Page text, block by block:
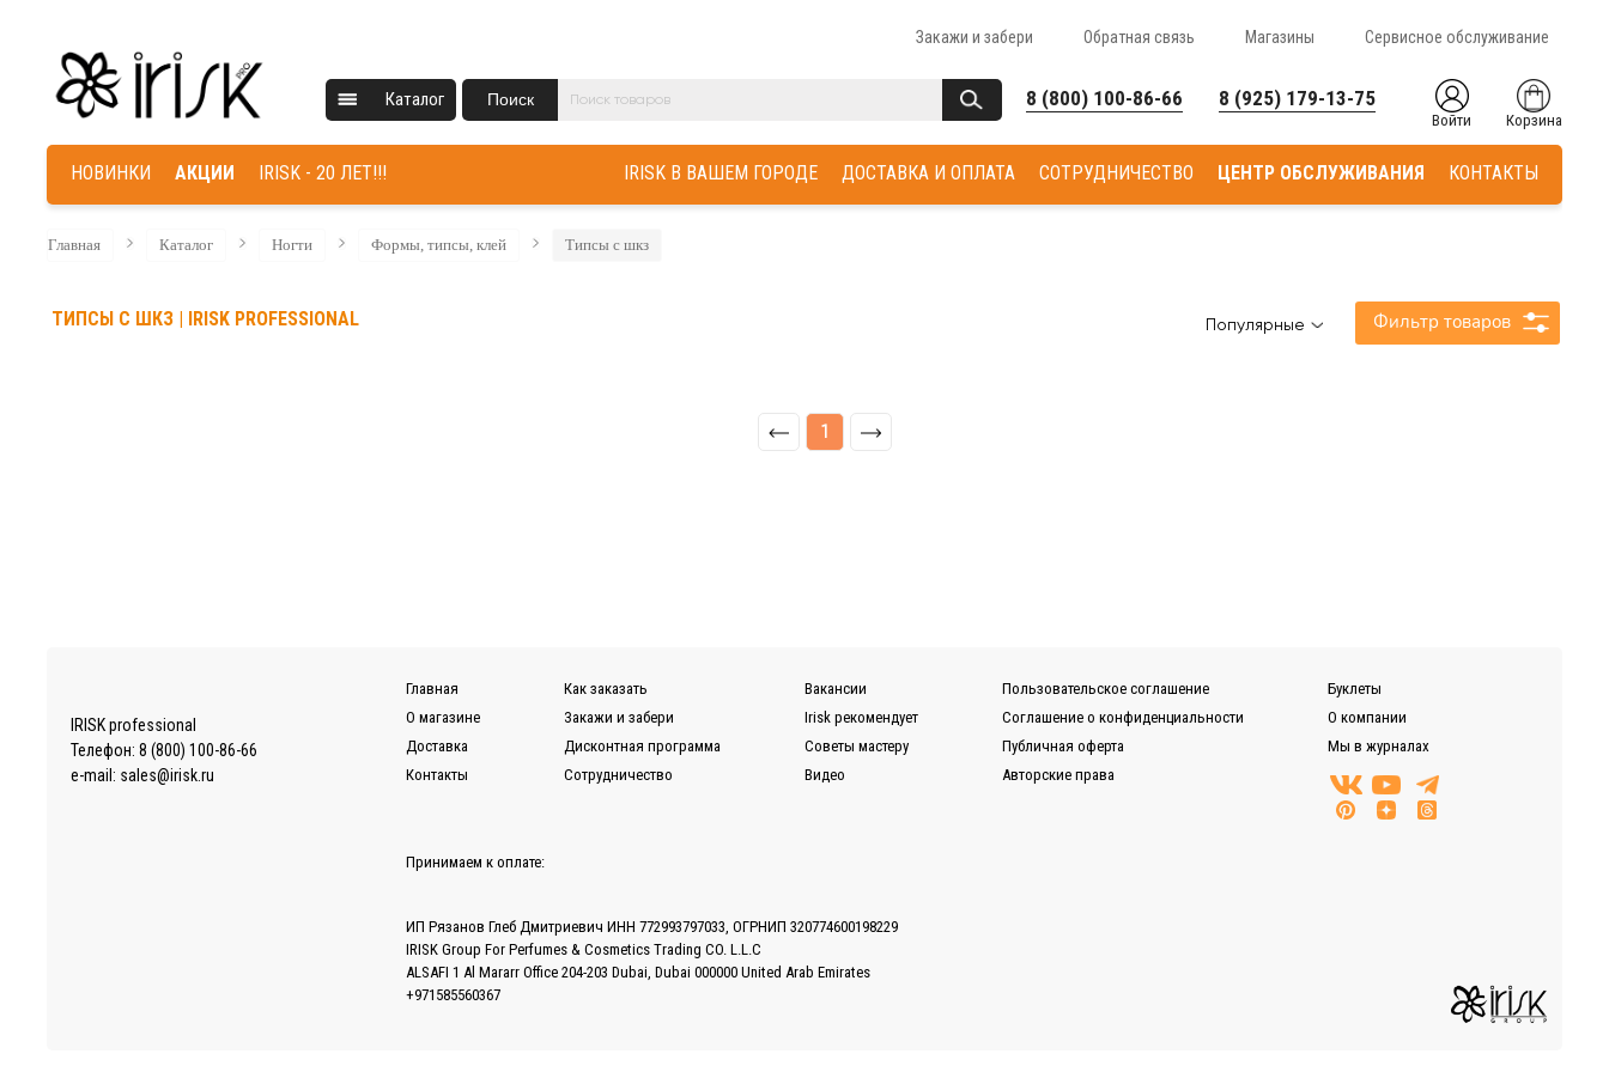
Закажи и забери Обратная связь Магазины Сервисное обслуживание
Каталог Поиск 8 (800) 100-86-66 8 (925) 179-13-75
Войти Корзина
НОВИНКИ АКЦИИ IRISK - 20 ЛЕТ!!! КОНТАКТЫ
ЦЕНТР ОБСЛУЖИВАНИЯ
СОТРУДНИЧЕСТВО
ДОСТАВКА И ОПЛАТА
IRISK В ВАШЕМ ГОРОДЕ
Главная Каталог Ногти Формы, типсы, клей Типсы с шкз
ТИПСЫ С ШКЗ | IRISK PROFESSIONAL Популярные Фильтр товаров
1
IRISK professional
Телефон: 8 (800) 100-86-66
e-mail: sales@irisk.ru
Главная
О магазине
Доставка
Контакты
Как заказать
Закажи и забери
Дисконтная программа
Сотрудничество
Вакансии
Irisk рекомендует
Советы мастеру
Видео
Пользовательское соглашение
Соглашение о конфиденциальности
Публичная оферта
Авторские права
Буклеты
О компании
Мы в журналах
Принимаем к оплате:
ИП Рязанов Глеб Дмитриевич ИНН 772993797033, ОГРНИП 320774600198229
IRISK Group For Perfumes & Cosmetics Trading CO. L.L.C
ALSAFI 1 Al Mararr Office 204-203 Dubai, Dubai 000000 United Arab Emirates
+971585560367